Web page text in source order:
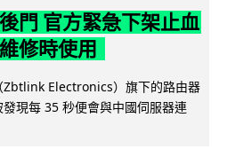
門 官方緊急下架止血
修時使用
Zbtlink Electronics）旗下的路由器
現每 35 秒便會與中國伺服器連